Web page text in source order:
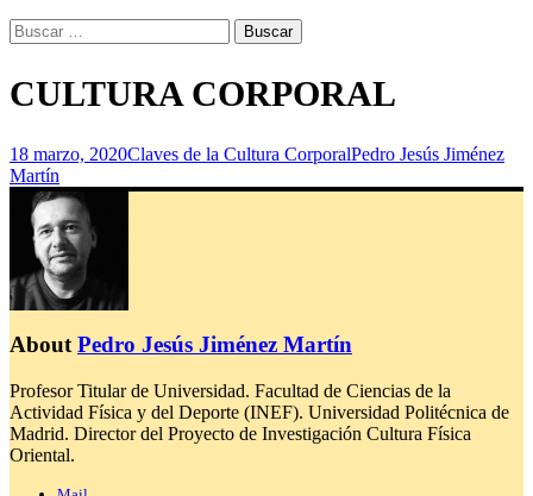
Buscar:
CULTURA CORPORAL
18 marzo, 2020Claves de la Cultura CorporalPedro Jesús Jiménez
Martín
AboutPedro Jesús Jiménez Martín
Profesor Titular de Universidad. Facultad de Ciencias de la
Actividad Física y del Deporte (INEF). Universidad Politécnica de
Madrid. Director del Proyecto de Investigación Cultura Física
Oriental.